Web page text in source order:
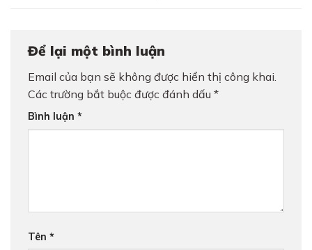
Để lại một bình luận
Email của bạn sẽ không được hiển thị công khai.
Các trường bắt buộc được đánh dấu *
Bình luận *
Tên *